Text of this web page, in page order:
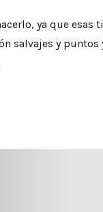
ya que esas
salvajes y